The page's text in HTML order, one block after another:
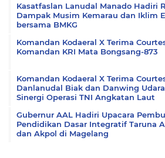
Kasatfaslan Lanudal Manado Hadiri
Dampak Musim Kemarau dan Iklim
bersama BMKG
Komandan Kodaeral X Terima
Komandan KRI Mata Bongsang-873
Komandan Kodaeral X Terima
Danlanudal Biak dan Danwing
Sinergi Operasi TNI Angkatan Laut
Gubernur AAL Hadiri Upacara
Pendidikan Dasar Integratif Taruna
dan Akpol di Magelang